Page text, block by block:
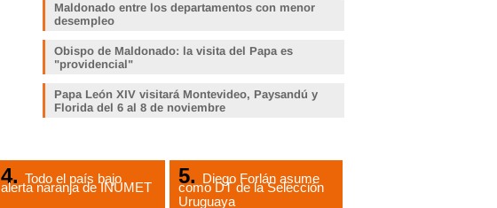
Maldonado entre los departamentos con menor
desempleo
Obispo de Maldonado: la visita del Papa es
"providencial"
Papa León XIV visitará Montevideo, Paysandú y
Florida del 6 al 8 de noviembre
Todo el país bajo
alerta naranja de INUMET
Diego Forlán asume
como DT de la Selección